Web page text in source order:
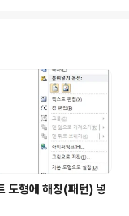
도형에 해칭(패턴) 넣